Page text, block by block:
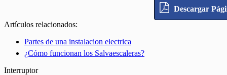
Descargar
Artículos relacionados:
Partes de una instalacion electrica
¿Cómo funcionan los Salvaescaleras?
Interruptor